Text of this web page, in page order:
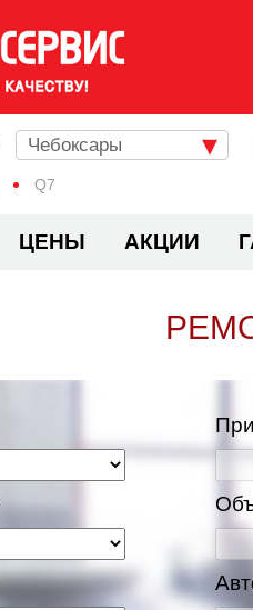
Q7
Чебоксары
ЦЕНЫ АКЦИИ